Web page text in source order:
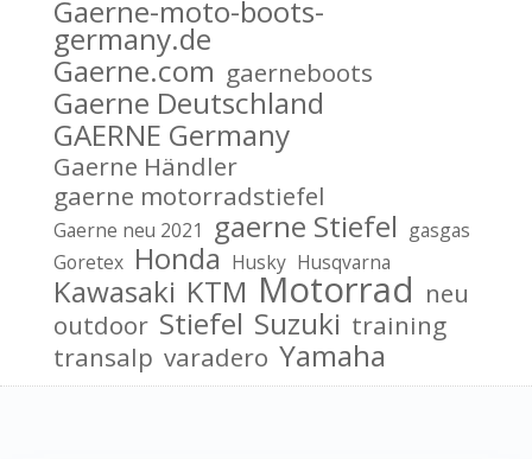
Gaerne-moto-boots-
germany.de
Gaerne.com gaerneboots
Gaerne Deutschland
GAERNE Germany
Gaerne Händler
gaerne motorradstiefel
Gaerne neu 2021 gaerne Stiefel gasgas
Goretex Honda Husky Husqvarna
Kawasaki KTM Motorrad neu
outdoor Stiefel Suzuki training
transalp varadero Yamaha